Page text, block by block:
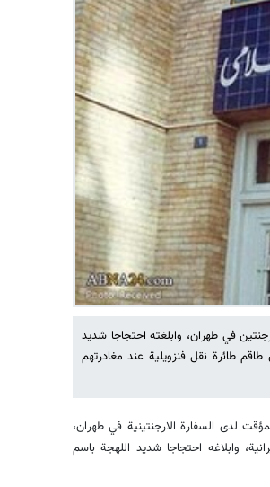
في طهران، وابلغته احتجاجا شديد
الرعايا الايرانيين ضمن طاقم طائرة نقل فنزويلية عند مغادرتهم
لدى السفارة الارجنتينية في طهران،
وابلاغه احتجاجا شديد اللهجة باسم